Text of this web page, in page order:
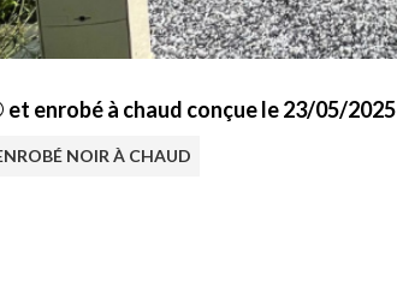
enrobé à chaud conçue le 23/05/2025
NOIR À CHAUD